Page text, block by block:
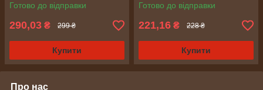
Готово до відправки
290,03 ₴ 299 ₴
Купити
Готово до відправки
221,16 ₴ 228 ₴
Купити
Про нас